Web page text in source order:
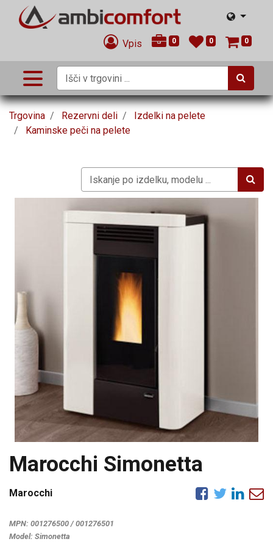
Vpis 0 0 0
Trgovina Rezervni deli
Izdelki na pelete
Kaminske peči na pelete
Marocchi Simonetta
Marocchi
MPN: 001276500 / 001276501
Model: Simonetta